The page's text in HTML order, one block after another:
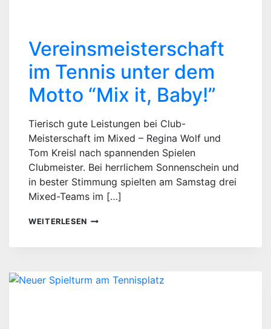
Vereinsmeisterschaft
im Tennis unter dem
Motto “Mix it, Baby!”
Tierisch gute Leistungen bei Club-
Meisterschaft im Mixed – Regina Wolf und
Tom Kreisl nach spannenden Spielen
Clubmeister. Bei herrlichem Sonnenschein und
in bester Stimmung spielten am Samstag drei
Mixed-Teams im […]
WEITERLESEN VEREINSMEISTERSCHAFT
MOTTO